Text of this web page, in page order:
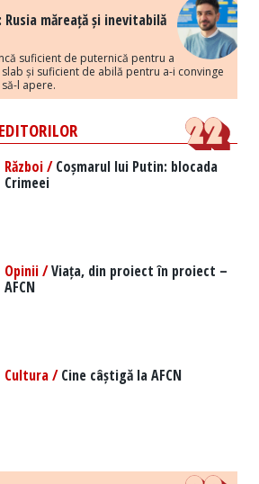
măreață și inevitabilă
suficient de puternică pentru a
și suficient de abilă pentru a-i convinge
l apere.
Război /Coșmarul lui Putin: blocada
Crimeei
Opinii /Viața, din proiect în proiect –
AFCN
Cultura /Cine câștigă la AFCN